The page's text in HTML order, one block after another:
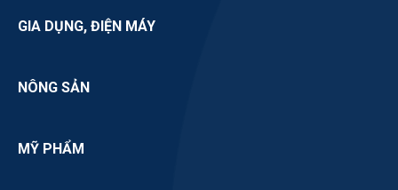
GIA DỤNG, ĐIỆN MÁY
NÔNG SẢN
MỸ PHẨM